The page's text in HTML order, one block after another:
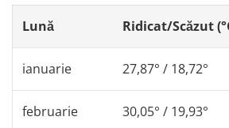
Lună Ridicat/Scăzut
ianuarie 27,87° / 18,72°
februarie 30,05° / 19,93°